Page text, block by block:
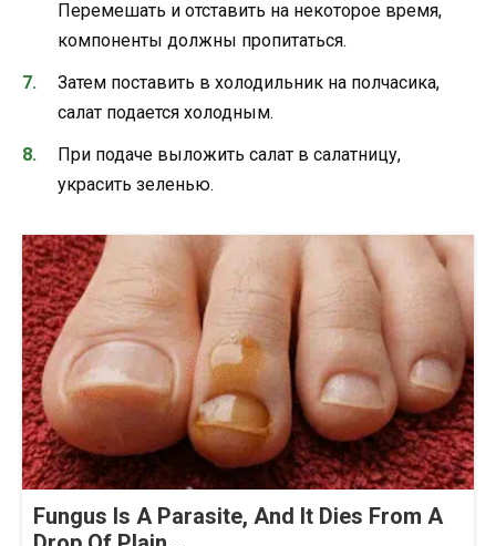
Перемешать и отставить на некоторое время,
компоненты должны пропитаться.
Затем поставить в холодильник на полчасика,
салат подается холодным.
При подаче выложить салат в салатницу,
украсить зеленью.
Fungus Is A Parasite, And It Dies From A